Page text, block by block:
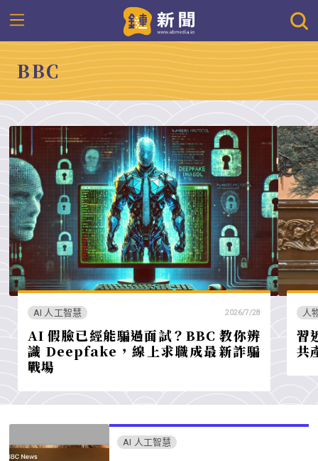
BBC
AI 人工智慧 2026/7/28
AI 假臉已經能騙過面試？BBC 教你辨
識 Deepfake，線上求職成最新詐騙
戰場
人
習
共
AI 人工智慧